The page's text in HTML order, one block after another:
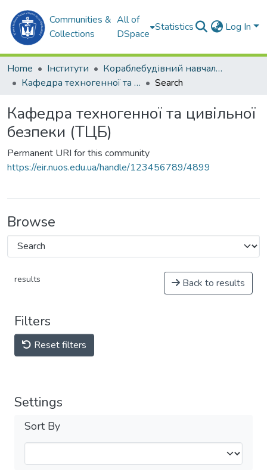
Communities &
Collections
All of
DSpace
Statistics Log In
Home Інститути
Кораблебудівний навчально-науковий інститут (КННІ)
Кафедра техногенної та цивільної безпеки (ТЦБ)
Search
Кафедра техногенної та цивільної
безпеки (ТЦБ)
Permanent URI for this community
https://eir.nuos.edu.ua/handle/123456789/4899
Browse
results Back to results
Filters
Reset filters
Settings
Sort By